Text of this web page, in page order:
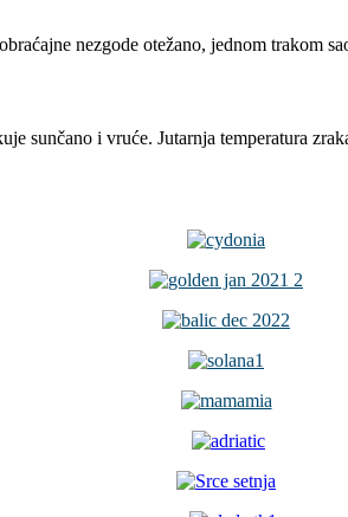
nezgode otežano, jednom trakom
sunčano i vruće. Jutarnja temperatura